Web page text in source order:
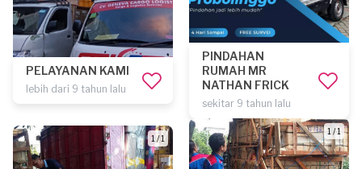
PELAYANAN KAMI
lebih dari 9 tahun lalu
PINDAHAN
RUMAH MR
NATHAN FRICK
sekitar 9 tahun lalu
1 / 1
1 / 1